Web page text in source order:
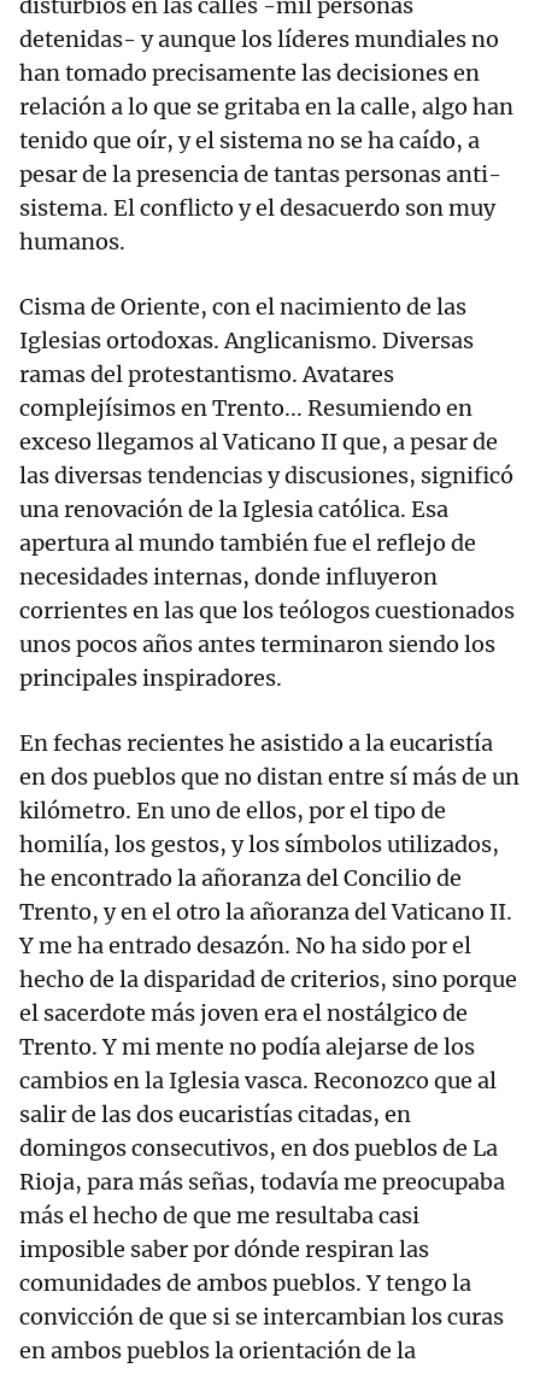
detenidas- y aunque los líderes mundiales no
han tomado precisamente las decisiones en
relación a lo que se gritaba en la calle, algo han
tenido que oír, y el sistema no se ha caído, a
pesar de la presencia de tantas personas anti-
sistema. El conflicto y el desacuerdo son muy
humanos.
Cisma de Oriente, con el nacimiento de las
Iglesias ortodoxas. Anglicanismo. Diversas
ramas del protestantismo. Avatares
complejísimos en Trento... Resumiendo en
exceso llegamos al Vaticano II que, a pesar de
las diversas tendencias y discusiones, significó
una renovación de la Iglesia católica. Esa
apertura al mundo también fue el reflejo de
necesidades internas, donde influyeron
corrientes en las que los teólogos cuestionados
unos pocos años antes terminaron siendo los
principales inspiradores.
En fechas recientes he asistido a la eucaristía
en dos pueblos que no distan entre sí más de un
kilómetro. En uno de ellos, por el tipo de
homilía, los gestos, y los símbolos utilizados,
he encontrado la añoranza del Concilio de
Trento, y en el otro la añoranza del Vaticano II.
Y me ha entrado desazón. No ha sido por el
hecho de la disparidad de criterios, sino porque
el sacerdote más joven era el nostálgico de
Trento. Y mi mente no podía alejarse de los
cambios en la Iglesia vasca. Reconozco que al
salir de las dos eucaristías citadas, en
domingos consecutivos, en dos pueblos de La
Rioja, para más señas, todavía me preocupaba
más el hecho de que me resultaba casi
imposible saber por dónde respiran las
comunidades de ambos pueblos. Y tengo la
convicción de que si se intercambian los curas
en ambos pueblos la orientación de la